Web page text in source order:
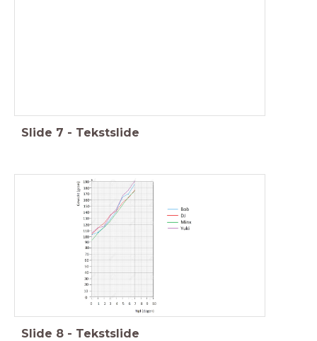
Slide 7 - Tekstslide
Slide 8 - Tekstslide